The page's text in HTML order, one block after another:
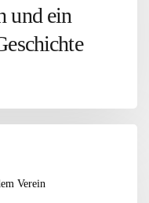
und ein
Verein